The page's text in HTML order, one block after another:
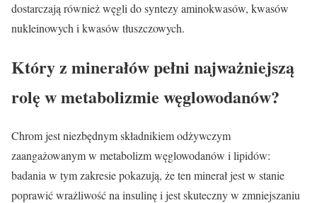
dostarczają również węgli do syntezy aminokwasów, kwasów
nukleinowych i kwasów tłuszczowych.
Który z minerałów pełni najważniejszą
rolę w metabolizmie węglowodanów?
Chrom jest niezbędnym składnikiem odżywczym
zaangażowanym w metabolizm węglowodanów i lipidów:
badania w tym zakresie pokazują, że ten minerał jest w stanie
poprawić wrażliwość na insulinę i jest skuteczny w zmniejszaniu